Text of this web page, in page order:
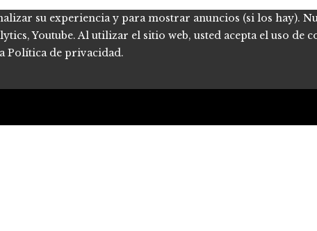
su experiencia y para mostrar anuncios (si los hay).
Youtube. Al utilizar el sitio web, usted acepta el uso de
Política de privacidad.